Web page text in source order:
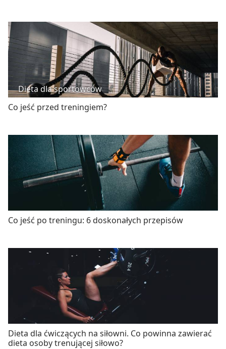
Dieta dla sportowców
Co jeść przed treningiem?
Co jeść po treningu: 6 doskonałych przepisów
Dieta dla ćwiczących na siłowni. Co powinna zawierać
dieta osoby trenującej siłowo?